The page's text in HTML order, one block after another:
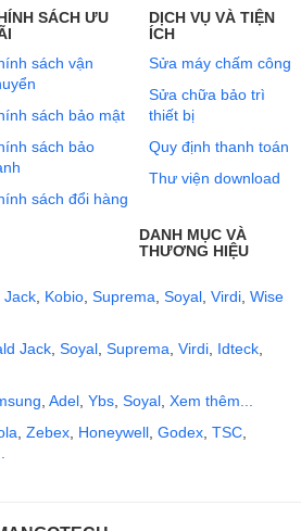
SÁCH ƯU
sách vận
sách bảo mật
sách bảo
sách đổi hàng
DỊCH VỤ VÀ TIỆN
ÍCH
Sửa máy chấm công
Sửa chữa bảo trì
thiết bị
Quy định thanh toán
Thư viện download
DANH MỤC VÀ
THƯƠNG HIỆU
Jack, Kobio, Suprema, Soyal, Virdi, Wise
Jack, Soyal, Suprema, Virdi, Idteck,
, Adel, Ybs, Soyal, Xem thêm...
, Zebex, Honeywell, Godex, TSC,